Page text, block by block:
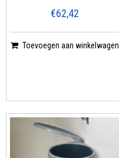
€62,42
Toevoegen aan winkelwagen